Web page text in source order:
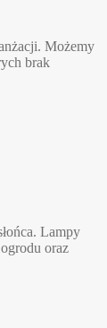
Możemy
brak
Lampy
oraz